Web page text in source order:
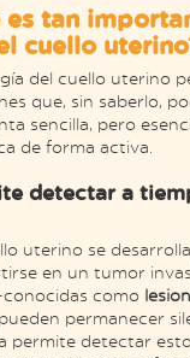
es tan
cuello
del cuello uterino
que, sin saberlo,
sencilla, pero
de forma activa.
detectar a
uterino se
en un tumor
como
permanecer
permite detectar